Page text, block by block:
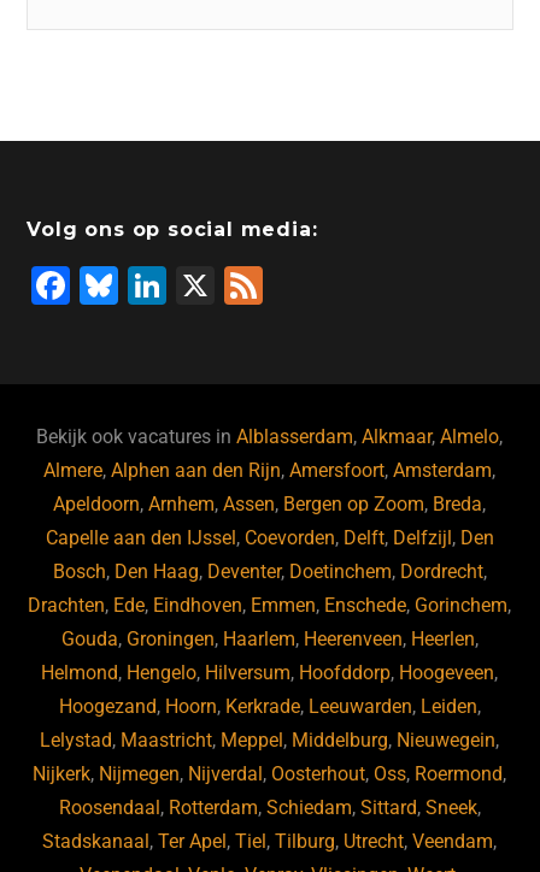
Volg ons op social media:
F
b
o
o
k
Bl
ky
Li
dI
n
X
Bekijk ook vacatures inAlblasserdam,Alkmaar,Almelo,
Almere,Alphen aan den Rijn,Amersfoort,Amsterdam,
Apeldoorn,Arnhem,Assen, Bergen op Zoom, Breda,
Capelle aan den IJssel, Coevorden, Delft, Delfzijl, Den
Bosch, Den Haag, Deventer, Doetinchem, Dordrecht,
Drachten, Ede, Eindhoven, Emmen, Enschede, Gorinchem,
Gouda, Groningen, Haarlem, Heerenveen, Heerlen,
Helmond, Hengelo, Hilversum, Hoofddorp, Hoogeveen,
Hoogezand, Hoorn, Kerkrade, Leeuwarden, Leiden,
Lelystad, Maastricht, Meppel, Middelburg, Nieuwegein,
Nijkerk, Nijmegen, Nijverdal, Oosterhout, Oss, Roermond,
Roosendaal, Rotterdam, Schiedam, Sittard, Sneek,
Stadskanaal,Ter Apel,Tiel,Tilburg, Utrecht,Veendam,